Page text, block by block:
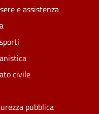
e assistenza
civile
pubblica